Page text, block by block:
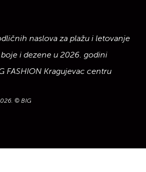
naslova za plažu i letovanje
i dezene u 2026. godini
FASHION Kragujevac centru
© BIG